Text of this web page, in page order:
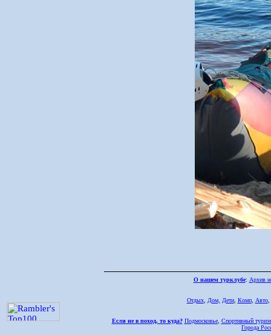
О нашем турклубе: Архив
Отдых, Дом, Дети, Комп, Авто,
Если не в поход, то куда? Подмосковье, Спортивный
Города